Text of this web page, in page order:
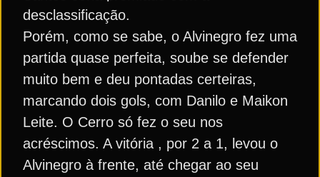
desclassificação.
Porém, como se sabe, o Alvinegro fez uma
partida quase perfeita, soube se defender
muito bem e deu pontadas certeiras,
marcando dois gols, com Danilo e Maikon
Leite. O Cerro só fez o seu nos
acréscimos. A vitória , por 2 a 1, levou o
Alvinegro à frente, até chegar ao seu